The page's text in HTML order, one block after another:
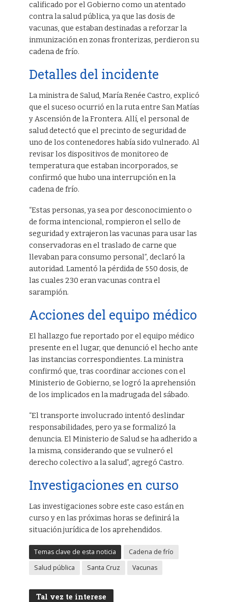
calificado por el Gobierno como un atentado
contra la salud pública, ya que las dosis de
vacunas, que estaban destinadas a reforzar la
inmunización en zonas fronterizas, perdieron su
cadena de frío.
Detalles del incidente
La ministra de Salud, María Renée Castro, explicó
que el suceso ocurrió en la ruta entre San Matías
y Ascensión de la Frontera. Allí, el personal de
salud detectó que el precinto de seguridad de
uno de los contenedores había sido vulnerado. Al
revisar los dispositivos de monitoreo de
temperatura que estaban incorporados, se
confirmó que hubo una interrupción en la
cadena de frío.
“Estas personas, ya sea por desconocimiento o
de forma intencional, rompieron el sello de
seguridad y extrajeron las vacunas para usar las
conservadoras en el traslado de carne que
llevaban para consumo personal”, declaró la
autoridad. Lamentó la pérdida de 550 dosis, de
las cuales 230 eran vacunas contra el
sarampión.
Acciones del equipo médico
El hallazgo fue reportado por el equipo médico
presente en el lugar, que denunció el hecho ante
las instancias correspondientes. La ministra
confirmó que, tras coordinar acciones con el
Ministerio de Gobierno, se logró la aprehensión
de los implicados en la madrugada del sábado.
“El transporte involucrado intentó deslindar
responsabilidades, pero ya se formalizó la
denuncia. El Ministerio de Salud se ha adherido a
la misma, considerando que se vulneró el
derecho colectivo a la salud”, agregó Castro.
Investigaciones en curso
Las investigaciones sobre este caso están en
curso y en las próximas horas se definirá la
situación jurídica de los aprehendidos.
Temas clave de esta noticia
Cadena de frío
Salud pública
Santa Cruz Vacunas
Tal vez te interese